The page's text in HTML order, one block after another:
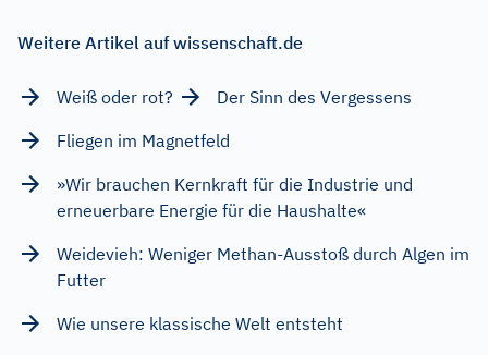
Weitere Artikel auf wissenschaft.de
Weiß oder rot?
Der Sinn des Vergessens
Fliegen im Magnetfeld
»Wir brauchen Kernkraft für die Industrie und
erneuerbare Energie für die Haushalte«
Weidevieh: Weniger Methan-Ausstoß durch Algen im
Futter
Wie unsere klassische Welt entsteht